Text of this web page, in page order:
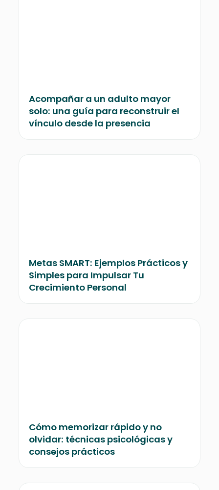
Acompañar a un adulto mayor
solo: una guía para reconstruir el
vínculo desde la presencia
Metas SMART: Ejemplos Prácticos y
Simples para Impulsar Tu
Crecimiento Personal
Cómo memorizar rápido y no
olvidar: técnicas psicológicas y
consejos prácticos